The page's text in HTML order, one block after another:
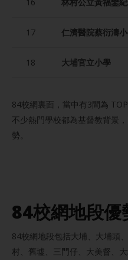
17 仁濟醫院蔡衍濤
18 大埔官立小學
84校網裏面，當中有3間為
不少熱門學校都為基督教背景
勢。
84校網地段優
84校網地段包括大埔、大埔頭
村、舊墟、三門仔、大美督、